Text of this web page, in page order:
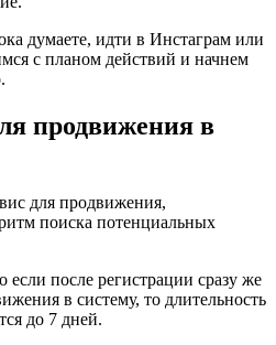
думаете, идти в Инстаграм или
с планом действий и начнем
продвижения в
для продвижения,
поиска потенциальных
после регистрации сразу же
в систему, то длительность
до 7 дней.